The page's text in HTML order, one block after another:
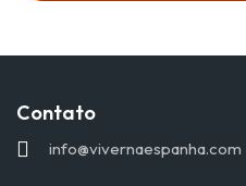
Contato
info@vivernaespanha.com